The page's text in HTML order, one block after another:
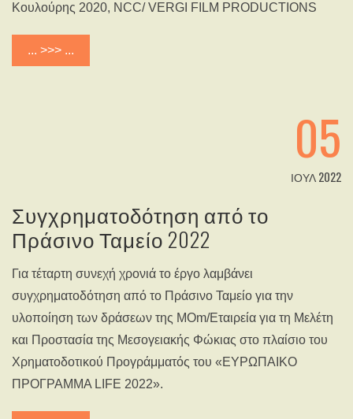
Κουλούρης 2020, NCC/ VERGI FILM PRODUCTIONS
... >>> ...
05
ΙΟΎΛ 2022
Συγχρηματοδότηση από το
Πράσινο Ταμείο 2022
Για τέταρτη συνεχή χρονιά το έργο λαμβάνει
συγχρηματοδότηση από το Πράσινο Ταμείο για την
υλοποίηση των δράσεων της MOm/Εταιρεία για τη Μελέτη
και Προστασία της Μεσογειακής Φώκιας στο πλαίσιο του
Χρηματοδοτικού Προγράμματός του «ΕΥΡΩΠΑΙΚΟ
ΠΡΟΓΡΑΜΜΑ LIFE 2022».